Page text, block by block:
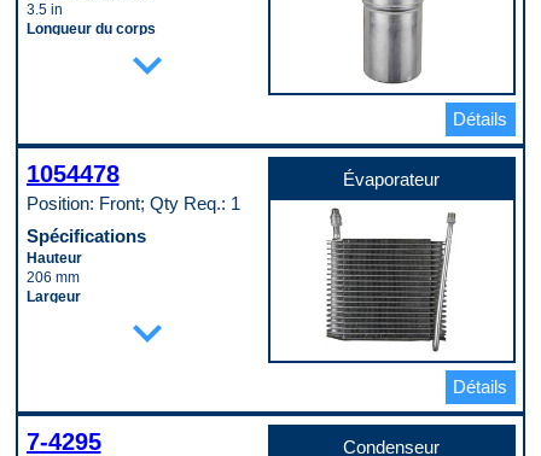
3.5 in
Longueur du corps
expand_more
Détails
1054478
Position: Front; Qty Req.: 1
Spécifications
Hauteur
206 mm
Largeur
Type de raccord d’entrée
(mâle/femelle)
Male
expand_more
Évaporateur
Détails
7-4295 Condenseur